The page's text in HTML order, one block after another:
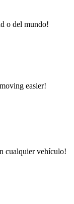
o del mundo!
easier!
cualquier vehículo!